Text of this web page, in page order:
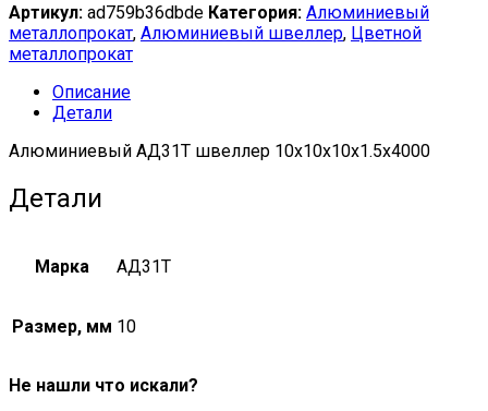
Артикул: ad759b36dbde Категория: Алюминиевый
металлопрокат, Алюминиевый швеллер, Цветной
металлопрокат
Описание
Детали
Алюминиевый АД31Т швеллер 10х10х10х1.5х4000
Детали
Марка АД31Т
Размер, мм 10
Не нашли что искали?